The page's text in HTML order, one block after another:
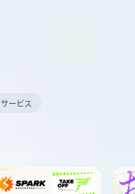
サービス